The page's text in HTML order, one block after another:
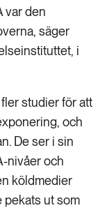
var den
säger
i
studier för att
och
De ser i sin
nivåer och
köldmedier
pekats ut som